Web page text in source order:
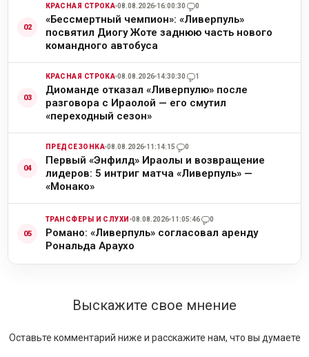
КРАСНАЯ СТРОКА 08.08.2026 16:00:30 0
«Бессмертный чемпион»: «Ливерпуль»
посвятил Диогу Жоте заднюю часть нового
командного автобуса
КРАСНАЯ СТРОКА 08.08.2026 14:30:30 1
Диоманде отказал «Ливерпулю» после
разговора с Ираолой — его смутил
«переходный сезон»
ПРЕДСЕЗОНКА 08.08.2026 11:14:15 0
Первый «Энфилд» Ираолы и возвращение
лидеров: 5 интриг матча «Ливерпуль» —
«Монако»
ТРАНСФЕРЫ И СЛУХИ 08.08.2026 11:05:46 0
Романо: «Ливерпуль» согласовал аренду
Рональда Араухо
Выскажите свое мнение
Оставьте комментарий ниже и расскажите нам, что вы думаете